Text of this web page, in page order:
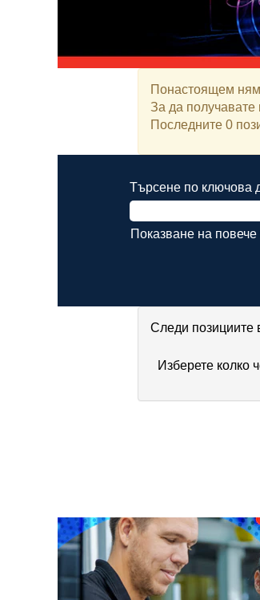
Понастоящем
За да получавате
Последните 0
Търсене по ключова
Показване на повече
Следи позициите
Изберете колко